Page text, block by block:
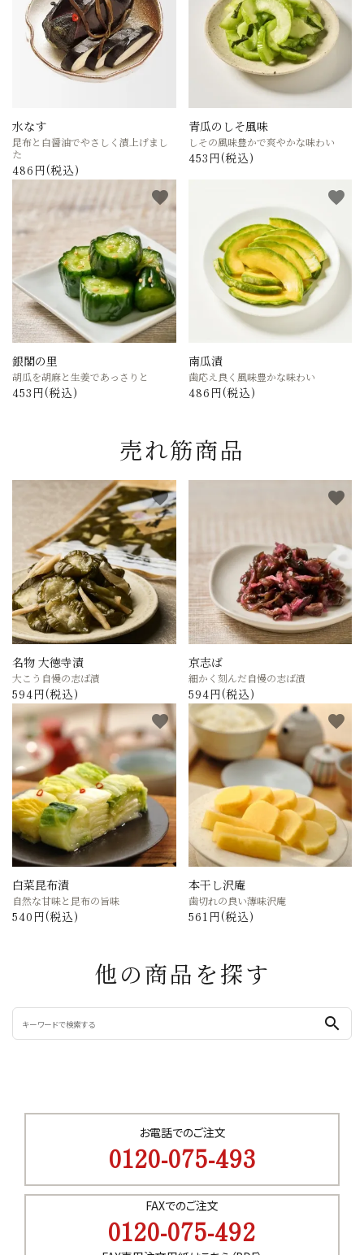
水なす
昆布と白醤油でやさしく漬上げまし
た
486円(税込)
青瓜のしそ風味
しその風味豊かで爽やかな味わい
453円(税込)
銀閣の里
胡瓜を胡麻と生姜であっさりと
453円(税込)
favorite
南瓜漬
歯応え良く風味豊かな味わい
486円(税込)
favorite
売れ筋商品
名物 大徳寺漬
大こう自慢の志ば漬
594円(税込)
favorite
京志ば
細かく刻んだ自慢の志ば漬
594円(税込)
favorite
白菜昆布漬
自然な甘味と昆布の旨味
540円(税込)
favorite
本干し沢庵
歯切れの良い薄味沢庵
561円(税込)
favorite
他の商品を探す
search
お電話でのご注文
0120-075-493
FAXでのご注文
0120-075-492